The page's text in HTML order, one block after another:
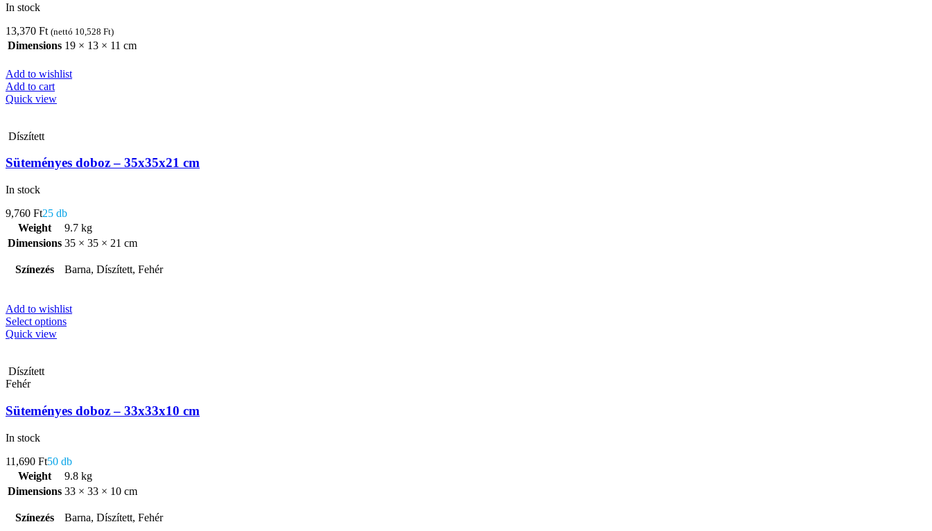
In stock
13,370 Ft (nettó 10,528 Ft)
Dimensions 19 × 13 × 11 cm
Add to wishlist
Add to cart
Quick view
Díszített
Süteményes doboz – 35x35x21 cm
In stock
9,760 Ft25 db
Weight
9.7 kg
Dimensions 35 × 35 × 21 cm
Színezés Barna, Díszített, Fehér
Add to wishlist
Select options
Quick view
Díszített
Fehér
Süteményes doboz – 33x33x10 cm
In stock
11,690 Ft50 db
Weight
9.8 kg
Dimensions 33 × 33 × 10 cm
Színezés Barna, Díszített, Fehér